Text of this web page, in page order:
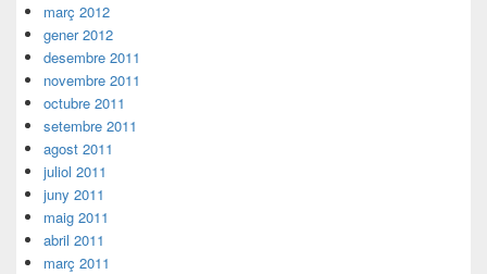
març 2012
gener 2012
desembre 2011
novembre 2011
octubre 2011
setembre 2011
agost 2011
juliol 2011
juny 2011
maig 2011
abril 2011
març 2011